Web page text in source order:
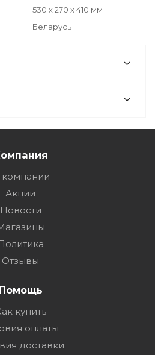
530 х 270 х 410 мм
Беларусь
Акции
Новости
Отзывы
Помощь
купить
оплаты
доставки